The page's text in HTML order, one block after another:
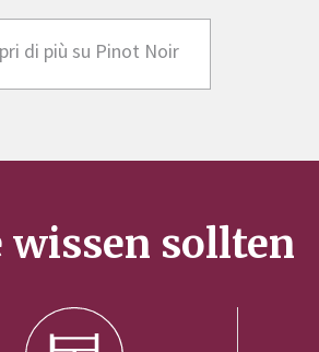
di più su Pinot Noir
wissen sollten